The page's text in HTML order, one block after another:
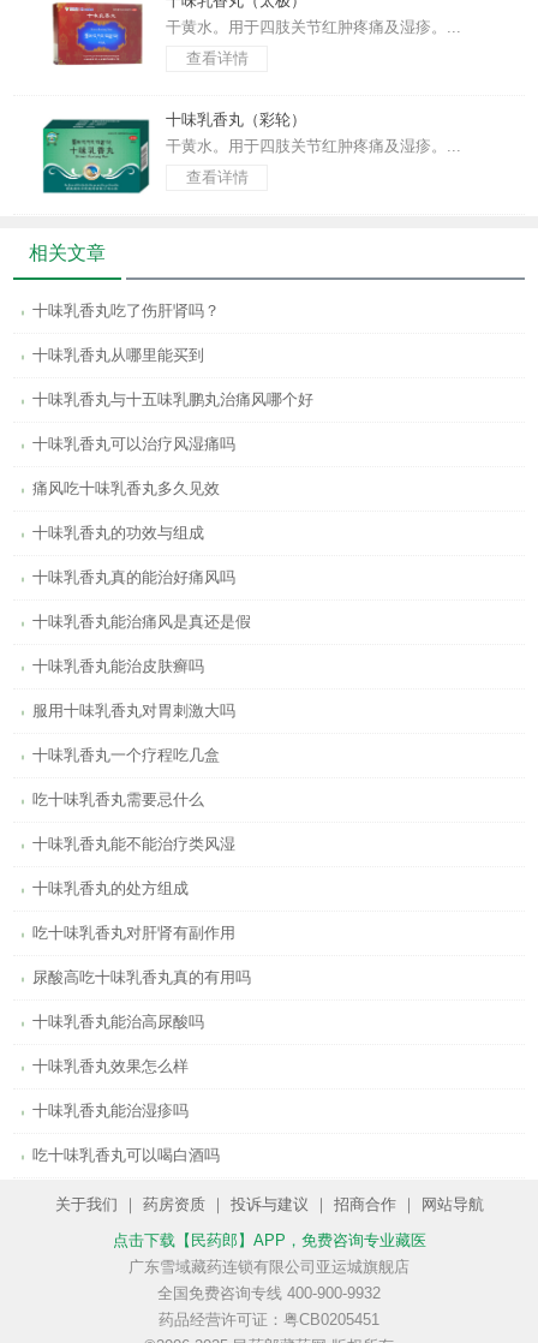
干黄水。用于四肢关节红肿疼痛及湿疹。...
查看详情
十味乳香丸（彩轮）
干黄水。用于四肢关节红肿疼痛及湿疹。...
查看详情
相关文章
十味乳香丸吃了伤肝肾吗？
十味乳香丸从哪里能买到
十味乳香丸与十五味乳鹏丸治痛风哪个好
十味乳香丸可以治疗风湿痛吗
痛风吃十味乳香丸多久见效
十味乳香丸的功效与组成
十味乳香丸真的能治好痛风吗
十味乳香丸能治痛风是真还是假
十味乳香丸能治皮肤癣吗
服用十味乳香丸对胃刺激大吗
十味乳香丸一个疗程吃几盒
吃十味乳香丸需要忌什么
十味乳香丸能不能治疗类风湿
十味乳香丸的处方组成
吃十味乳香丸对肝肾有副作用
尿酸高吃十味乳香丸真的有用吗
十味乳香丸能治高尿酸吗
十味乳香丸效果怎么样
十味乳香丸能治湿疹吗
吃十味乳香丸可以喝白酒吗
关于我们 ｜ 药房资质｜ 投诉与建议 ｜ 招商合作｜
网站导航
点击下载【民药郎】APP ，免费咨询专业藏医
广东雪域藏药连锁有限公司亚运城旗舰店
全国免费咨询专线 400-900-9932
药品经营许可证：粤CB0205451